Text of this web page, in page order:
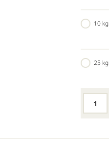
10 kg
25 kg